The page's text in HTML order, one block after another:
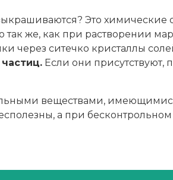
Это химические
так же, как при растворении
через ситечко кристаллы
Если они присутствуют,
веществами,
а при